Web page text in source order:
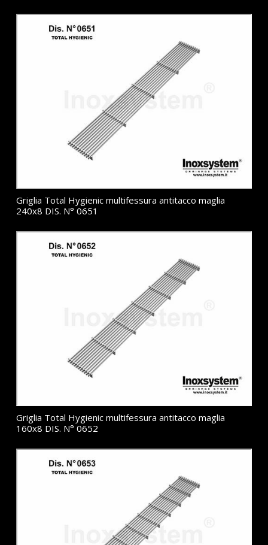
Griglia Total Hygienic multifessura antitacco maglia
240x8 DIS. N° 0651
Griglia Total Hygienic multifessura antitacco maglia
160x8 DIS. N° 0652